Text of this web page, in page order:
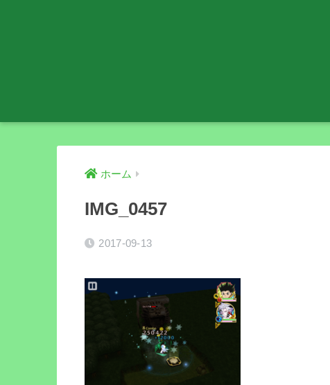
ホーム
IMG_0457
2017-09-13